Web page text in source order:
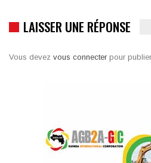
LAISSER UNE RÉPONSE
Vous devez vous connecter pour